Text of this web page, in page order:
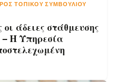
ΤΟΠΙΚΟΎ ΣΥΜΒΟΥΛΊΟΥ
άδειες στάθμευσης
– Η Υπηρεσία